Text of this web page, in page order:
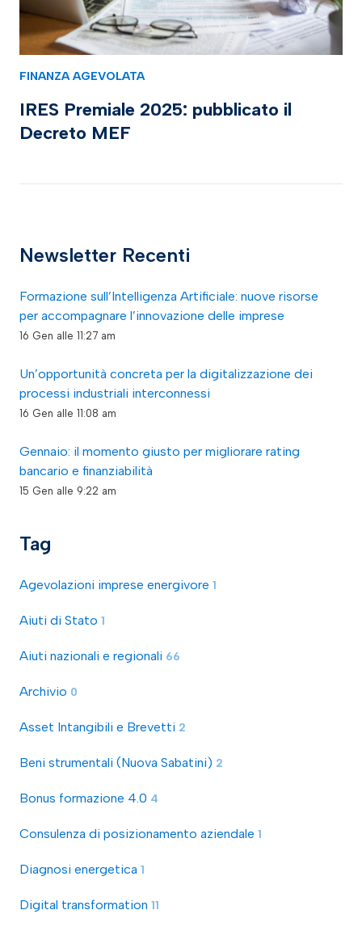
FINANZA AGEVOLATA
IRES Premiale 2025: pubblicato il
Decreto MEF
Newsletter Recenti
Formazione sull’Intelligenza Artificiale: nuove risorse
per accompagnare l’innovazione delle imprese
16 Gen alle 11:27 am
Un’opportunità concreta per la digitalizzazione dei
processi industriali interconnessi
16 Gen alle 11:08 am
Gennaio: il momento giusto per migliorare rating
bancario e finanziabilità
15 Gen alle 9:22 am
Tag
Agevolazioni imprese energivore 1
Aiuti di Stato 1
Aiuti nazionali e regionali 66
Archivio 0
Asset Intangibili e Brevetti 2
Beni strumentali (Nuova Sabatini) 2
Bonus formazione 4.0 4
Consulenza di posizionamento aziendale 1
Diagnosi energetica 1
Digital transformation 11